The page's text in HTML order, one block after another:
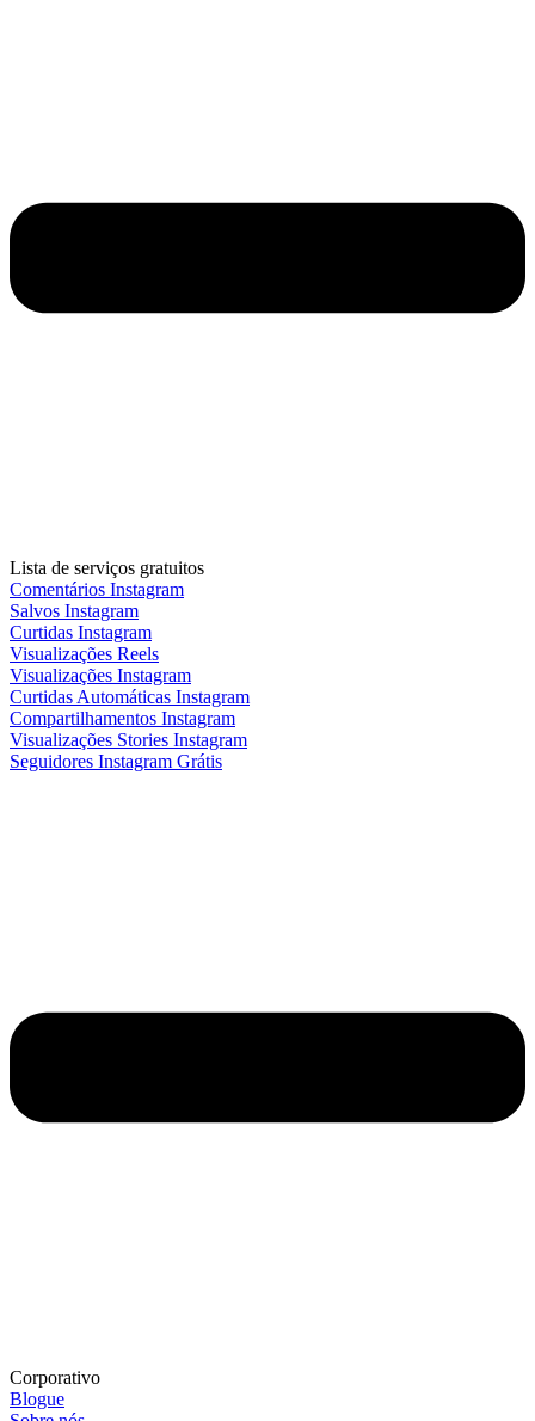
Lista de serviços gratuitos
Comentários Instagram
Salvos Instagram
Curtidas Instagram
Visualizações Reels
Visualizações Instagram
Curtidas Automáticas Instagram
Compartilhamentos Instagram
Visualizações Stories Instagram
Seguidores Instagram Grátis
Corporativo
Blogue